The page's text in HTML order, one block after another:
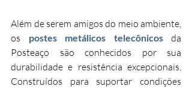
Além de serem amigos do meio ambiente,
os
postes metálicos telecônicos da
Posteaço são conhecidos por sua
durabilidade e resistência excepcionais.
Construídos para suportar condições